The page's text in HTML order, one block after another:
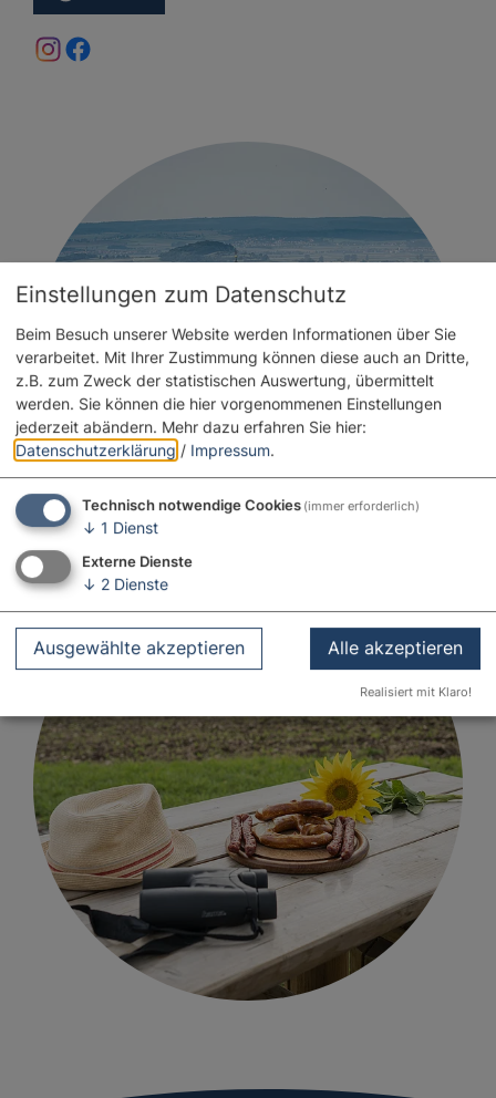
Einstellungen zum Datenschutz
Beim Besuch unserer Website werden Informationen über Sie
verarbeitet. Mit Ihrer Zustimmung können diese auch an Dritte,
z.B. zum Zweck der statistischen Auswertung, übermittelt
werden. Sie können die hier vorgenommenen Einstellungen
jederzeit abändern. Mehr dazu erfahren Sie hier:
Datenschutzerklärung / Impressum.
Technisch notwendige Cookies (immer erforderlich)
↓ 1 Dienst
Externe Dienste
↓ 2 Dienste
Ausgewählte akzeptieren Alle akzeptieren
Realisiert mit Klaro!